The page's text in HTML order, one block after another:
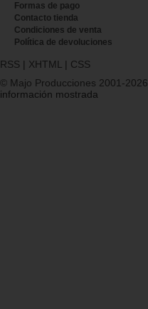
Formas de pago
Contacto tienda
Condiciones de venta
Política de devoluciones
RSS | XHTML | CSS
© Majo Producciones 2001-2026
información mostrada